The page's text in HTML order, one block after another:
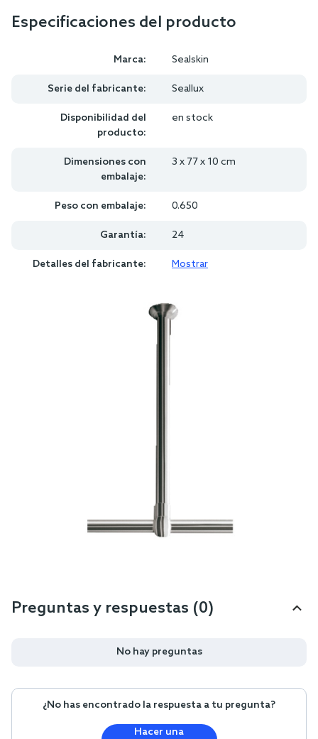
Especificaciones del producto
Marca: Sealskin
Serie del fabricante: Seallux
Disponibilidad del
producto:
en stock
Dimensiones con
embalaje:
3 x 77 x 10 cm
Peso con embalaje: 0.650
Garantía: 24
Detalles del fabricante: Mostrar
Preguntas y respuestas (0)
No hay preguntas
¿No has encontrado la respuesta a tu pregunta?
Hacer una